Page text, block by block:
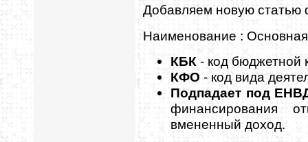
Добавляем новую статью
Наименование :
КБК - код бюджетной
КФО - код вида
Подпадает под
финансирования
вмененный доход.